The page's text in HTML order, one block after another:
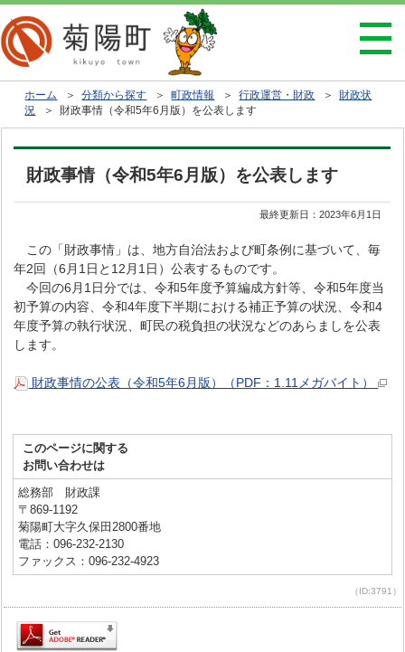
ホーム ＞分類から探す ＞町政情報 ＞行政運営・財政 ＞財政状
況 ＞ 財政事情（令和5年6月版）を公表します
財政事情（令和5年6月版）を公表します
最終更新日：2023年6月1日
この「財政事情」は、地方自治法および町条例に基づいて、毎
年2回（6月1日と12月1日）公表するものです。
今回の6月1日分では、令和5年度予算編成方針等、令和5年度当
初予算の内容、令和4年度下半期における補正予算の状況、令和4
年度予算の執行状況、町民の税負担の状況などのあらましを公表
します。
財政事情の公表（令和5年6月版）（PDF：1.11メガバイト）
このページに関する
お問い合わせは
総務部 財政課
〒869-1192
菊陽町大字久保田2800番地
電話：096-232-2130
ファックス：096-232-4923
（ID:3791）